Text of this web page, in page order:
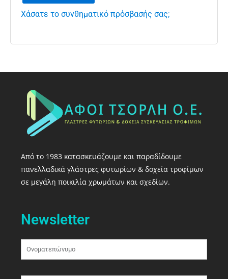
Χάσατε το συνθηματικό πρόσβασής σας;
Από το 1983 κατασκευάζουμε και παραδίδουμε
πανελλαδικά γλάστρες φυτωρίων & δοχεία τροφίμων
σε μεγάλη ποικιλία χρωμάτων και σχεδίων.
Newsletter